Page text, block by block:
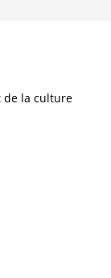
de la culture